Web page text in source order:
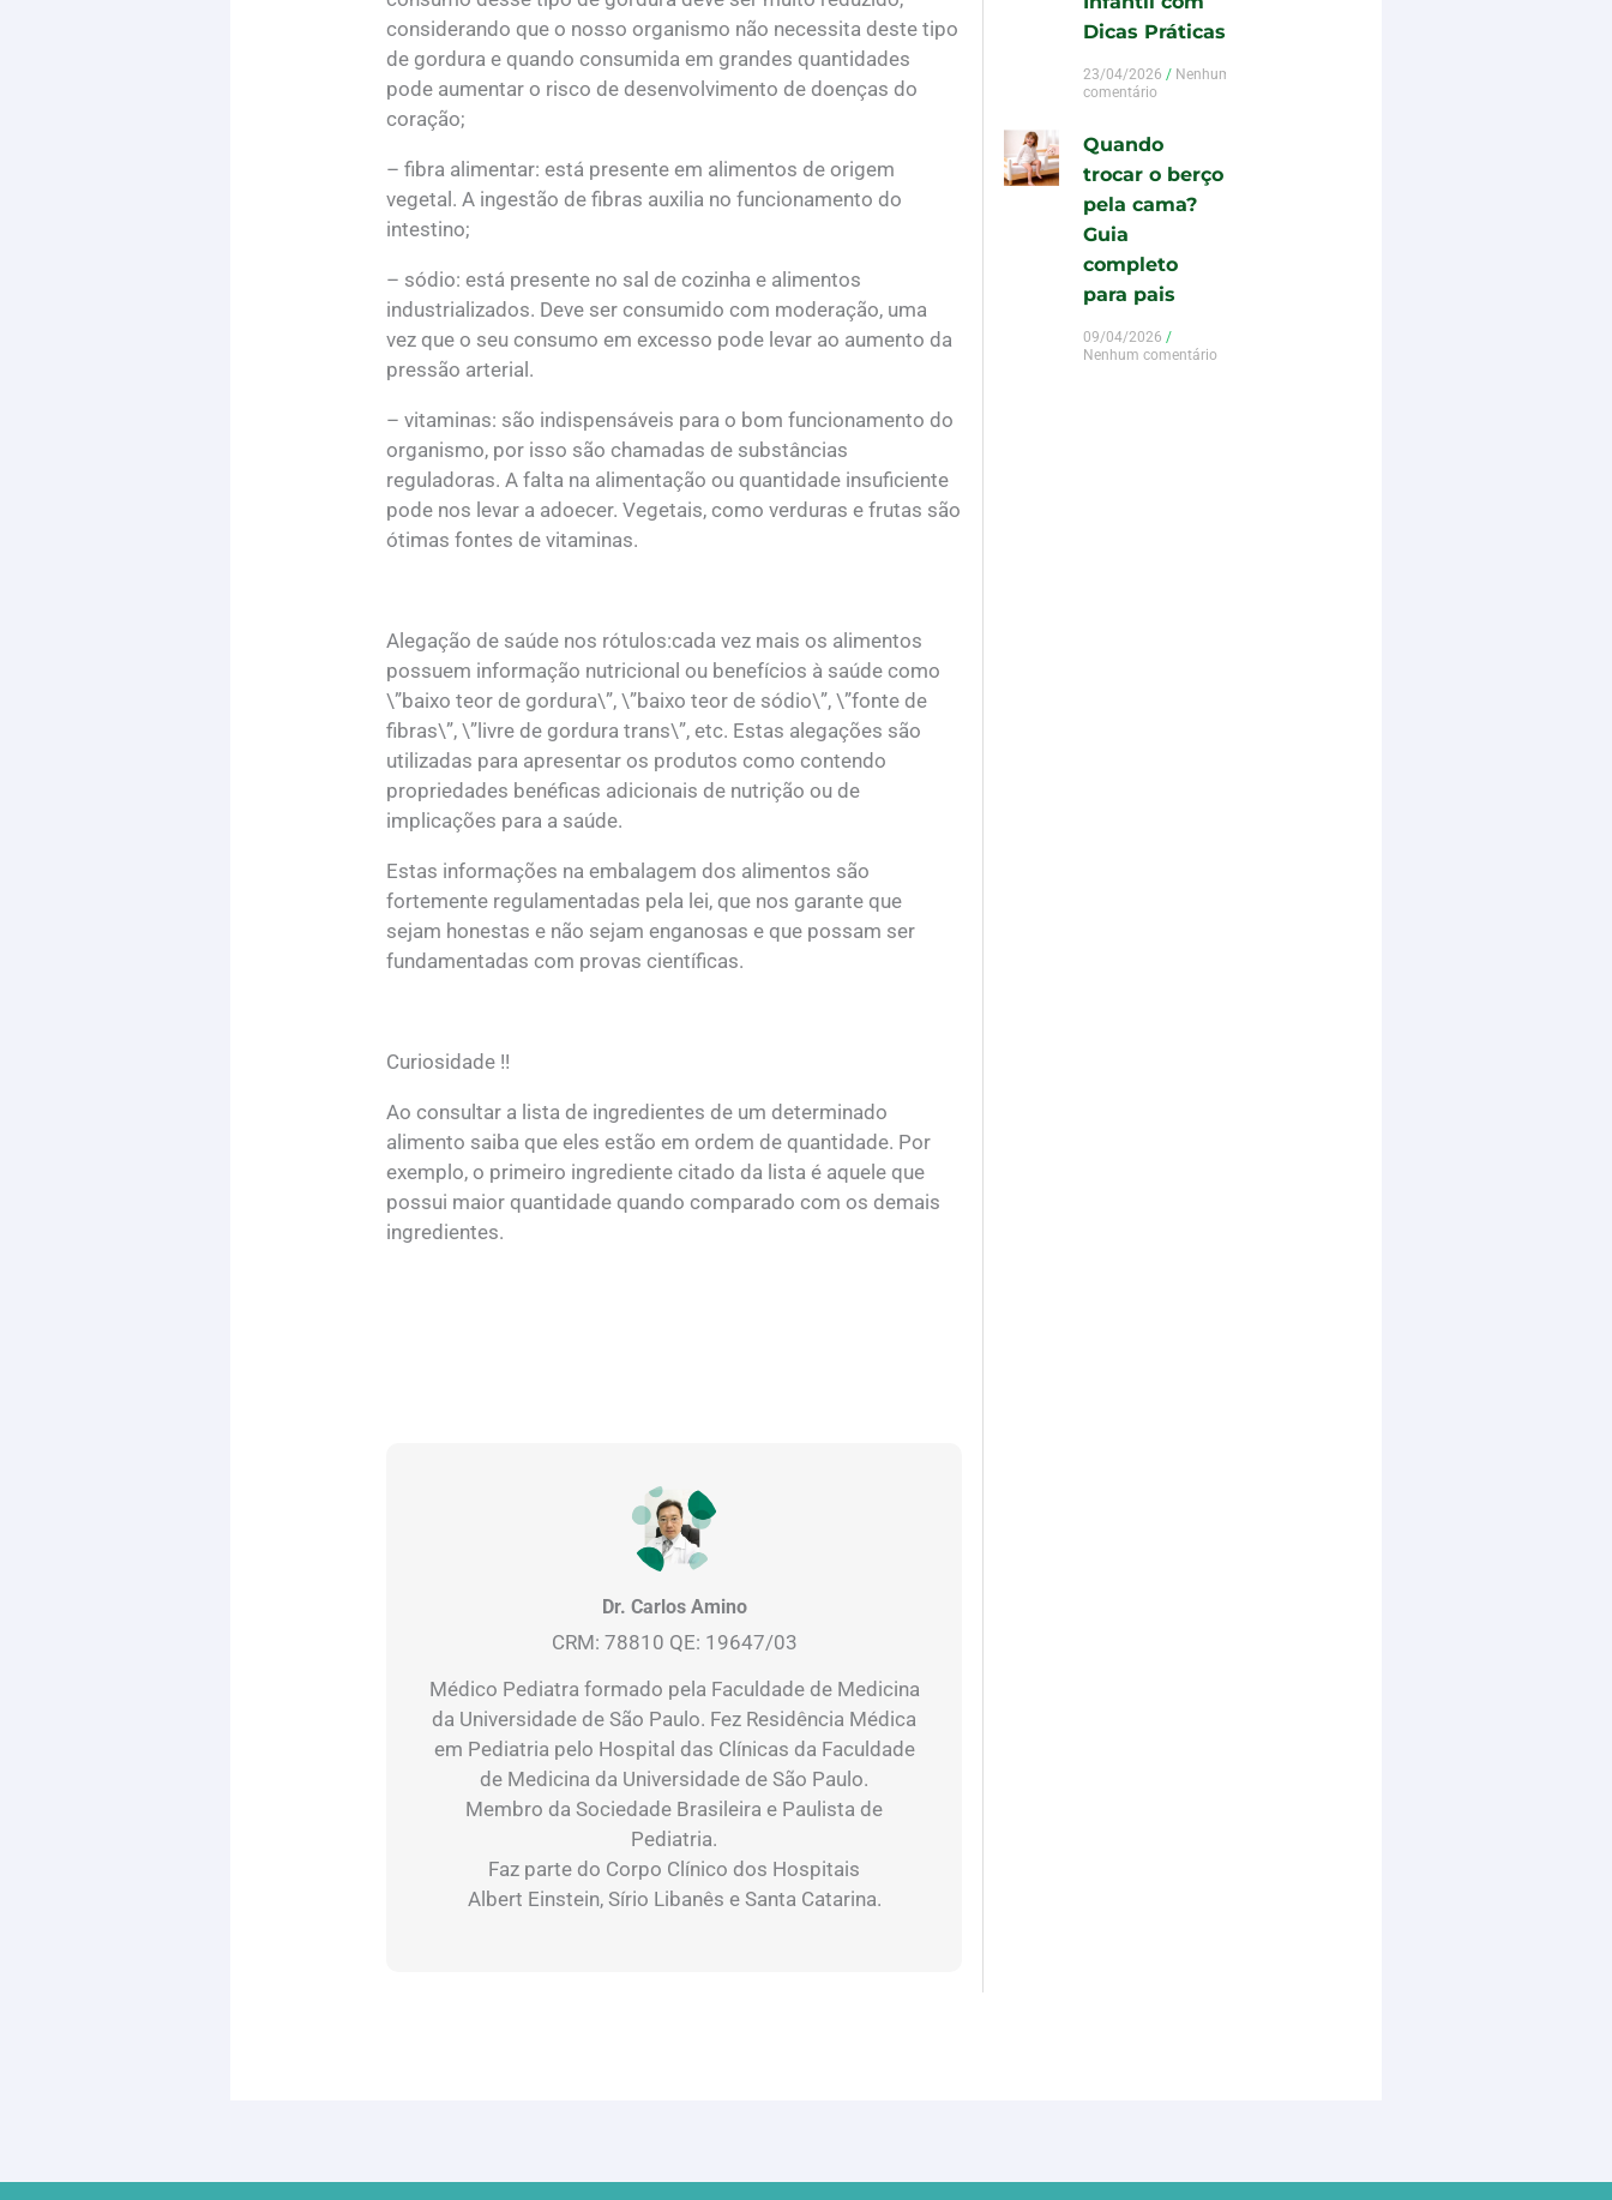
considerando que o nosso organismo não necessita deste tipo
de gordura e quando consumida em grandes quantidades
pode aumentar o risco de desenvolvimento de doenças do
coração;
– fibra alimentar: está presente em alimentos de origem
vegetal. A ingestão de fibras auxilia no funcionamento do
intestino;
– sódio: está presente no sal de cozinha e alimentos
industrializados. Deve ser consumido com moderação, uma
vez que o seu consumo em excesso pode levar ao aumento da
pressão arterial.
– vitaminas: são indispensáveis para o bom funcionamento do
organismo, por isso são chamadas de substâncias
reguladoras. A falta na alimentação ou quantidade insuficiente
pode nos levar a adoecer. Vegetais, como verduras e frutas são
ótimas fontes de vitaminas.
Alegação de saúde nos rótulos:cada vez mais os alimentos
possuem informação nutricional ou benefícios à saúde como
\”baixo teor de gordura\”, \”baixo teor de sódio\”, \”fonte de
fibras\”, \”livre de gordura trans\”, etc. Estas alegações são
utilizadas para apresentar os produtos como contendo
propriedades benéficas adicionais de nutrição ou de
implicações para a saúde.
Estas informações na embalagem dos alimentos são
fortemente regulamentadas pela lei, que nos garante que
sejam honestas e não sejam enganosas e que possam ser
fundamentadas com provas científicas.
Curiosidade !!
Ao consultar a lista de ingredientes de um determinado
alimento saiba que eles estão em ordem de quantidade. Por
exemplo, o primeiro ingrediente citado da lista é aquele que
possui maior quantidade quando comparado com os demais
ingredientes.
Dr. Carlos Amino
CRM: 78810 QE: 19647/03
Médico Pediatra formado pela Faculdade de Medicina
da Universidade de São Paulo. Fez Residência Médica
em Pediatria pelo Hospital das Clínicas da Faculdade
de Medicina da Universidade de São Paulo.
Membro da Sociedade Brasileira e Paulista de
Pediatria.
Faz parte do Corpo Clínico dos Hospitais
Albert Einstein, Sírio Libanês e Santa Catarina.
Dicas Práticas
23/04/2026
Nenhum
comentário
Quando
trocar o berço
pela cama?
Guia
completo
para pais
09/04/2026
Nenhum comentário